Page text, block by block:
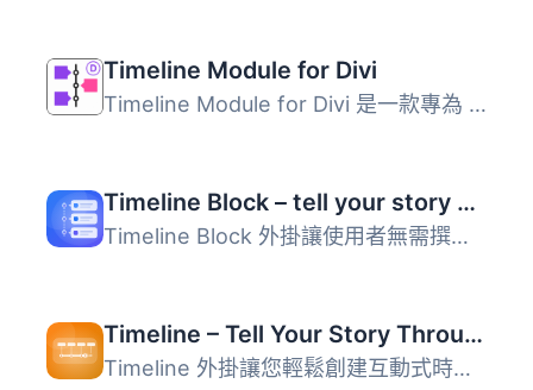
Timeline Module for Divi
Timeline Module for Divi 是一款專為 Divi Builder 設計的時...
Timeline Block – tell your story with elegant timelines
Timeline Block 外掛讓使用者無需撰寫程式碼，即可設計出精美...
Timeline – Tell Your Story Through Events and Milestones
Timeline 外掛讓您輕鬆創建互動式時間軸，無需編碼即可展示歷...